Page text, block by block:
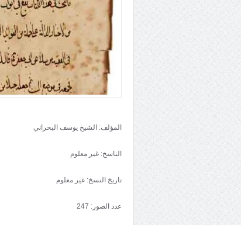
المؤلف: الشيخ يوسف البحراني
الناسخ: غير معلوم
تاريخ النسخ: غير معلوم
عدد الصور: 247